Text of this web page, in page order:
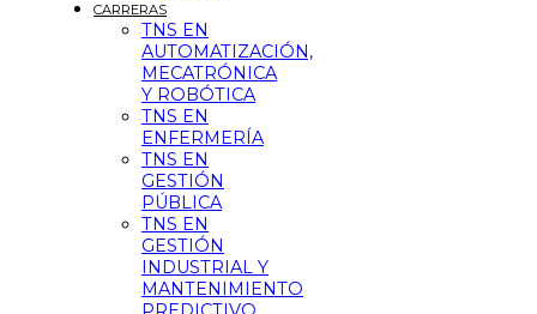
CARRERAS
TNS EN
AUTOMATIZACIÓN,
MECATRÓNICA
Y ROBÓTICA
TNS EN
ENFERMERÍA
TNS EN
GESTIÓN
PÚBLICA
TNS EN
GESTIÓN
INDUSTRIAL Y
MANTENIMIENTO